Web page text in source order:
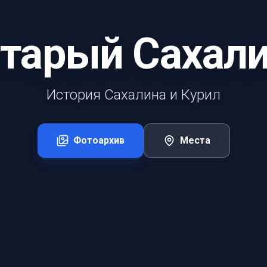
История Сахалина и Курил
Фотоархив Места